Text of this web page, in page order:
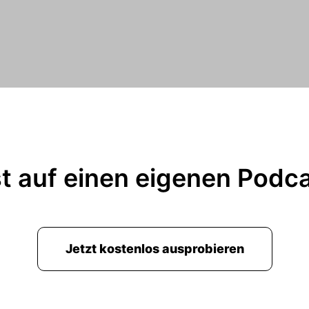
auf einen eigenen
Jetzt kostenlos ausprobieren